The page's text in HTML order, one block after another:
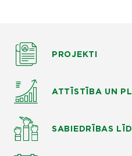
PROJEKTI
ATTĪSTĪBA UN
SABIEDRĪBAS